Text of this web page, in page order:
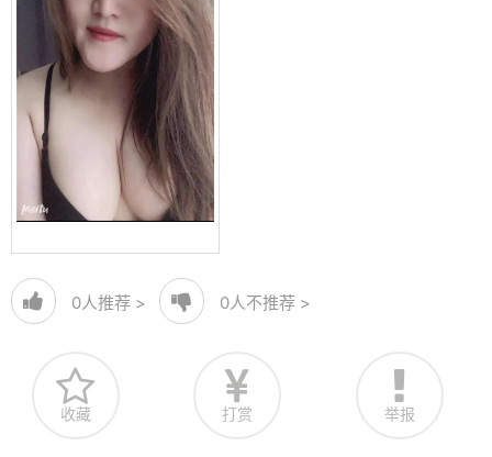
0人推荐 > 0人不推荐 >
收藏 打赏 举报